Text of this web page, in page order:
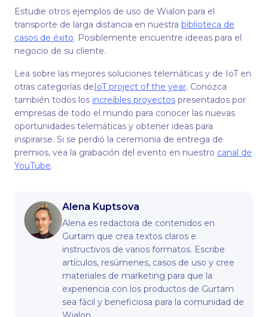
Estudie otros ejemplos de uso de Wialon para el
transporte de larga distancia en nuestra biblioteca de
casos de éxito. Posiblemente encuentre ideeas para el
negocio de su cliente.
Lea sobre las mejores soluciones telemáticas y de IoT en
otras categorías deIoT project of the year. Conozca
también todos los increíbles proyectos presentados por
empresas de todo el mundo para conocer las nuevas
oportunidades telemáticas y obtener ideas para
inspirarse. Si se perdió la ceremonia de entrega de
premios, vea la grabación del evento en nuestro canal de
YouTube.
Alena Kuptsova
Alena es redactora de contenidos en
Gurtam que crea textos claros e
instructivos de varios formatos. Escribe
artículos, resúmenes, casos de uso y cree
materiales de marketing para que la
experiencia con los productos de Gurtam
sea fácil y beneficiosa para la comunidad de